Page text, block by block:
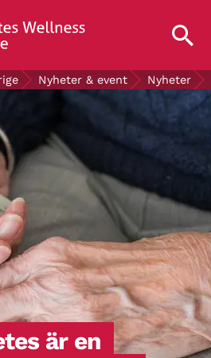
Nyheter & event Nyheter
är en